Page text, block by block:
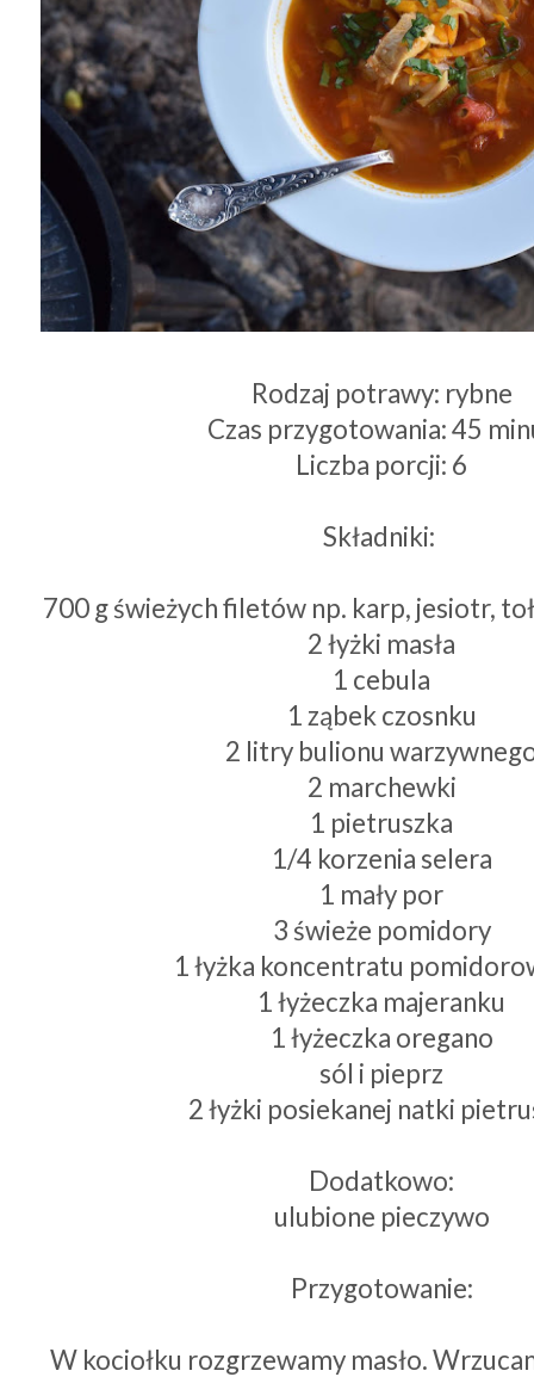
Rodzaj potrawy: rybne
Czas przygotowania: 45
Liczba porcji: 6
Składniki:
700 g świeżych filetów np. karp, jesiotr,
2 łyżki masła
1 cebula
1 ząbek czosnku
2 litry bulionu
2 marchewki
1 pietruszka
1/4 korzenia selera
1 mały por
3 świeże pomidory
1 łyżka koncentratu
1 łyżeczka majeranku
1 łyżeczka oregano
sól i pieprz
2 łyżki posiekanej natki
Dodatkowo:
ulubione pieczywo
Przygotowanie:
W kociołku rozgrzewamy masło.